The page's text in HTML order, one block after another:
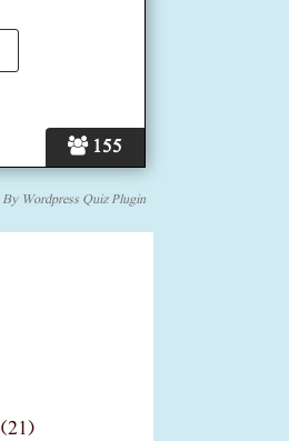
155
By Wordpress Quiz Plugin
(21)